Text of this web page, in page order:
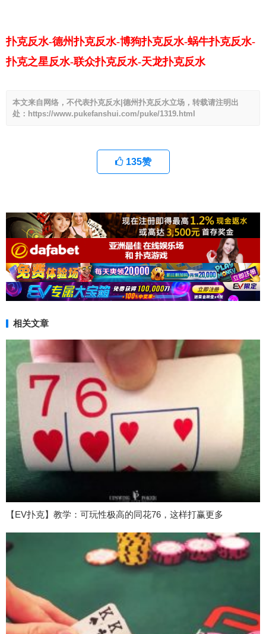
扑克反水-德州扑克反水-博狗扑克反水-蜗牛扑克反水-
扑克之星反水-联众扑克反水-天龙扑克反水
本文来自网络，不代表扑克反水|德州扑克反水立场，转载请注明出
处：https://www.pukefanshui.com/puke/1319.html
135赞
相关文章
【EV扑克】教学：可玩性极高的同花76，这样打赢更多